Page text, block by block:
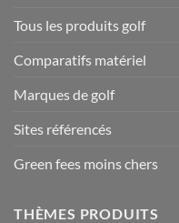
Tous les produits golf
Comparatifs matériel
Marques de golf
Sites référencés
Green fees moins chers
THÈMES PRODUITS